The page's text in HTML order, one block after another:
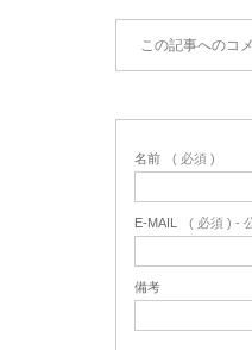
この記事へのコ
名前 ( 必須 )
E-MAIL ( 必須 ) -
備考